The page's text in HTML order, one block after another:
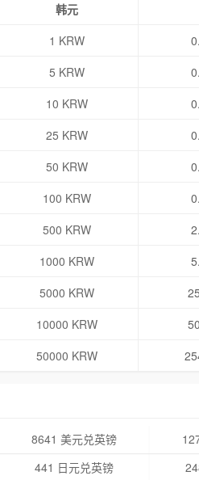
韩元
1 KRW
5 KRW
10 KRW
25 KRW
50 KRW
100 KRW
500 KRW
1000 KRW
5000 KRW
10000 KRW
50000 KRW
8641 美元兑英镑
441 日元兑英镑